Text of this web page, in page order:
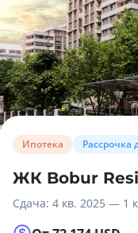
Ипотека Рассрочка
ЖК Bobur
Сдача: 4 кв. 2025 — 1